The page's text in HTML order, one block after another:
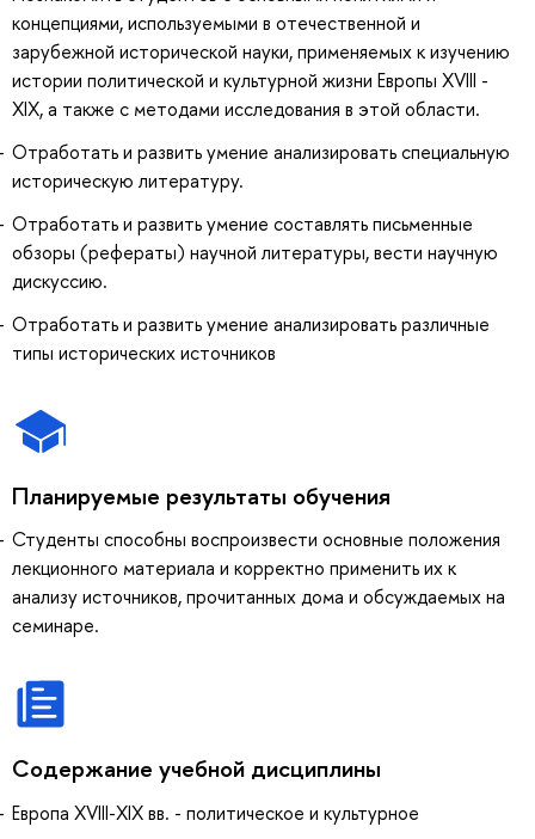
концепциями, используемыми в отечественной и
зарубежной исторической науки, применяемых к изучению
истории политической и культурной жизни Европы XVIII -
XIX, а также с методами исследования в этой области.
Отработать и развить умение анализировать специальную
историческую литературу.
Отработать и развить умение составлять письменные
обзоры (рефераты) научной литературы, вести научную
дискуссию.
Отработать и развить умение анализировать различные
типы исторических источников
Планируемые результаты обучения
Студенты способны воспроизвести основные положения
лекционного материала и корректно применить их к
анализу источников, прочитанных дома и обсуждаемых на
семинаре.
Содержание учебной дисциплины
Европа XVIII-XIX вв. - политическое и культурное